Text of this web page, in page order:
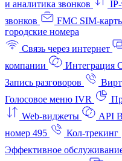
и аналитика звонков
звонков
FMC SIM-
городские номера
Связь через интернет
компании
Интеграция
Запись разговоров
Голосовое меню IVR
Web-виджеты
API
номер 495
Кол-трекинг
Эффективное